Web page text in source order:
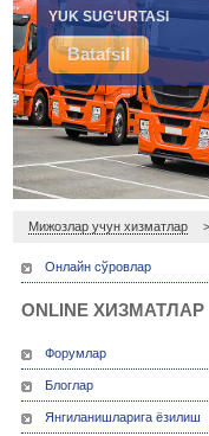
YUK SUG'URTASI
Batafsil
Мижозлар учун хизматлар
Онлайн сўровлар
ONLINE ХИЗМАТЛАР
Форумлар
Блоглар
Янгиланишларига ёзилиш